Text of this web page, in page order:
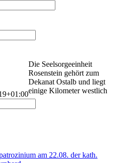
am 22.08. der kath.
Die Seelsorgeeinheit
Rosenstein gehört zum
Dekanat Ostalb und liegt
einige Kilometer westlich